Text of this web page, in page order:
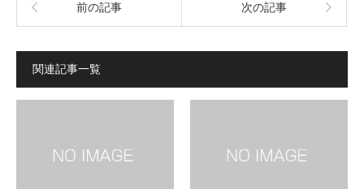
前の記事 次の記事
関連記事一覧